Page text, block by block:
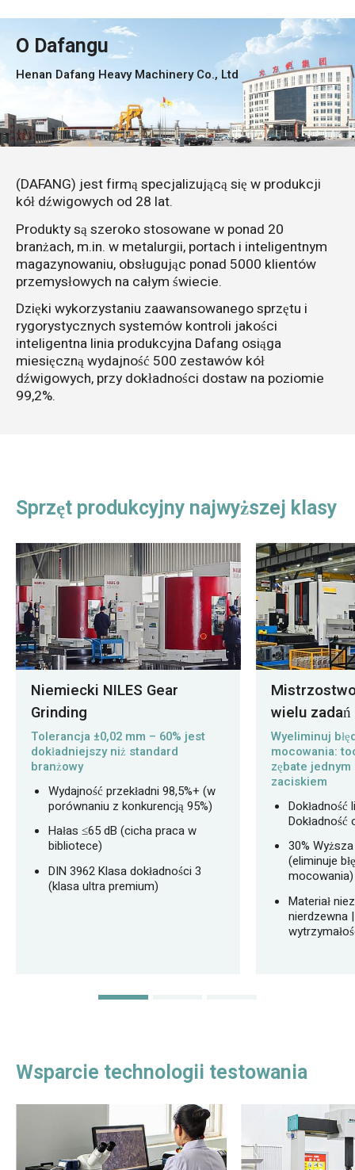
O Dafangu
Henan Dafang Heavy Machinery Co., Ltd
(DAFANG) jest firmą specjalizującą się w produkcji
kół dźwigowych od 28 lat.
Produkty są szeroko stosowane w ponad 20
branżach, m.in. w metalurgii, portach i inteligentnym
magazynowaniu, obsługując ponad 5000 klientów
przemysłowych na całym świecie.
Dzięki wykorzystaniu zaawansowanego sprzętu i
rygorystycznych systemów kontroli jakości
inteligentna linia produkcyjna Dafang osiąga
miesięczną wydajność 500 zestawów kół
dźwigowych, przy dokładności dostaw na poziomie
99,2%.
Sprzęt produkcyjny najwyższej klasy
Niemiecki NILES Gear
Grinding
Tolerancja ±0,02 mm – 60% jest
dokładniejszy niż standard
branżowy
Wydajność przekładni 98,5%+ (w
porównaniu z konkurencją 95%)
Hałas ≤65 dB (cicha praca w
bibliotece)
DIN 3962 Klasa dokładności 3
(klasa ultra premium)
wielu zadań
Wyeliminuj
mocowania:
zębate
zaciskiem
30%
(eliminuje
mocowania)
Materiał
nierdzewna
Wsparcie technologii testowania